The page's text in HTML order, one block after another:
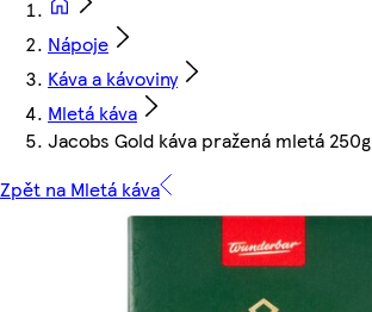
Nápoje
Káva a kávoviny
Mletá káva
Jacobs Gold káva pražená mletá 250g
Zpět na Mletá káva